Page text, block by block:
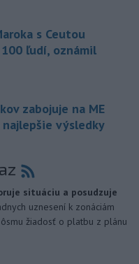
s Ceutou
ľudí, oznámil
zabojuje na ME
najlepšie výsledky
situáciu a posudzuje
uznesení k zonáciám
žiadosť o platbu z plánu